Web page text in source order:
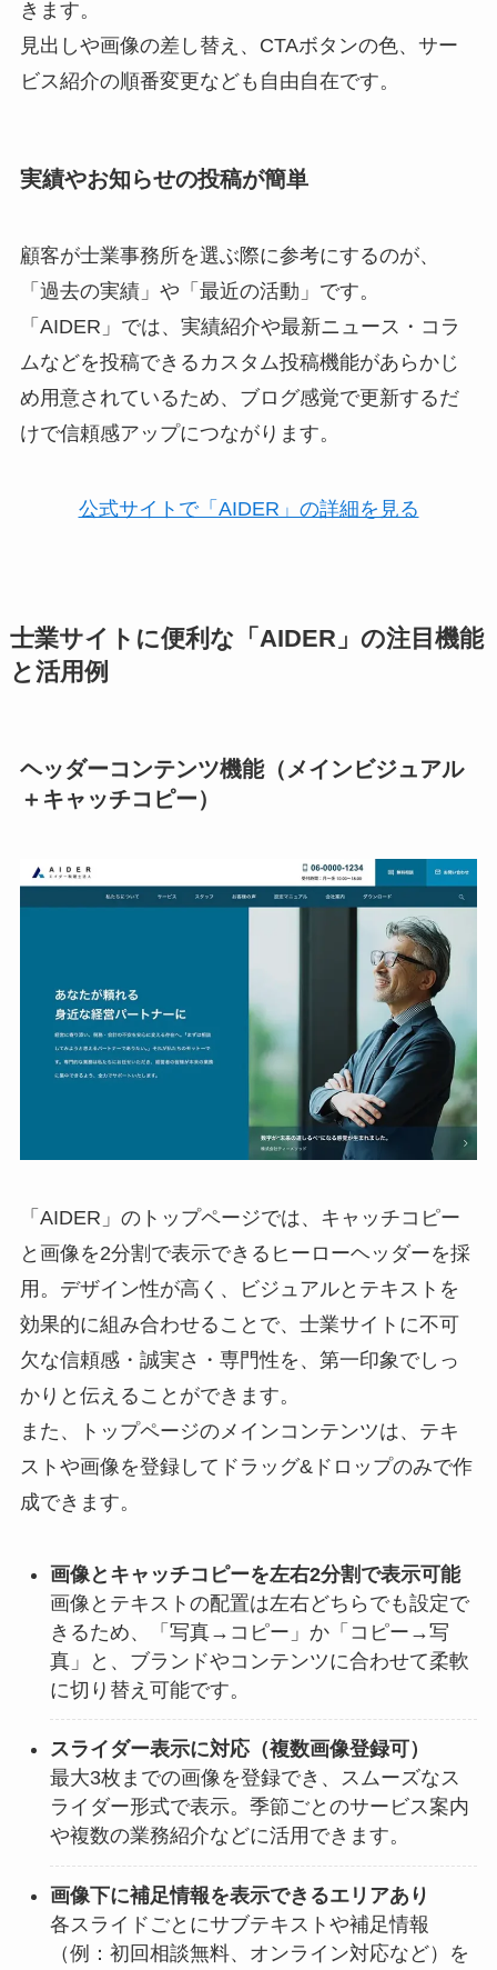
きます。
見出しや画像の差し替え、CTAボタンの色、サー
ビス紹介の順番変更なども自由自在です。
実績やお知らせの投稿が簡単
顧客が士業事務所を選ぶ際に参考にするのが、
「過去の実績」や「最近の活動」です。
「AIDER」では、実績紹介や最新ニュース・コラ
ムなどを投稿できるカスタム投稿機能があらかじ
め用意されているため、ブログ感覚で更新するだ
けで信頼感アップにつながります。
公式サイトで「AIDER」の詳細を見る
士業サイトに便利な「AIDER」の注目機能
と活用例
ヘッダーコンテンツ機能（メインビジュアル
＋キャッチコピー）
「AIDER」のトップページでは、キャッチコピー
と画像を2分割で表示できるヒーローヘッダーを採
用。デザイン性が高く、ビジュアルとテキストを
効果的に組み合わせることで、士業サイトに不可
欠な信頼感・誠実さ・専門性を、第一印象でしっ
かりと伝えることができます。
また、トップページのメインコンテンツは、テキ
ストや画像を登録してドラッグ&ドロップのみで作
成できます。
画像とキャッチコピーを左右2分割で表示可能
画像とテキストの配置は左右どちらでも設定で
きるため、「写真→コピー」か「コピー→写
真」と、ブランドやコンテンツに合わせて柔軟
に切り替え可能です。
スライダー表示に対応（複数画像登録可）
最大3枚までの画像を登録でき、スムーズなス
ライダー形式で表示。季節ごとのサービス案内
や複数の業務紹介などに活用できます。
画像下に補足情報を表示できるエリアあり
各スライドごとにサブテキストや補足情報
（例：初回相談無料、オンライン対応など）を